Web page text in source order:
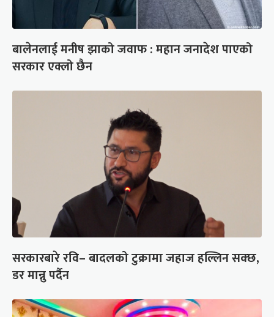
बालेनलाई मनीष झाको जवाफ : महान जनादेश पाएको
सरकार एक्लो छैन
सरकारबारे रवि– बादलको टुक्रामा जहाज हल्लिन सक्छ,
डर मान्नु पर्दैन